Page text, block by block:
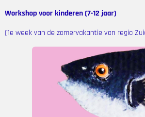
Workshop voor kinderen (7-12 jaar)
(1e week van de zomervakantie van regio